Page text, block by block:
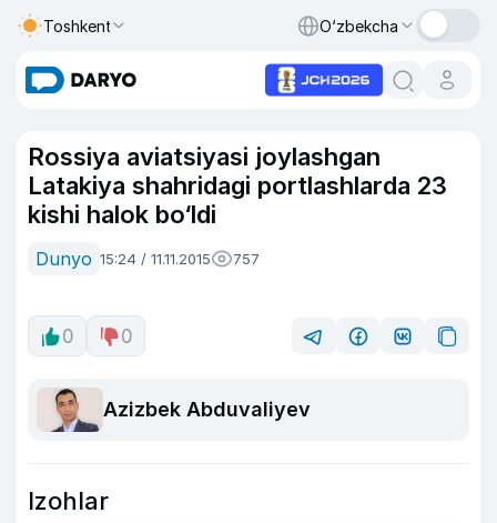
Toshkent O‘zbekcha
Rossiya aviatsiyasi joylashgan
Latakiya shahridagi portlashlarda 23
kishi halok bo‘ldi
Dunyo 15:24 / 11.11.2015 757
0 0
Azizbek Abduvaliyev
Izohlar